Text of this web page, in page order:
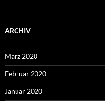
ARCHIV
März 2020
Februar 2020
Januar 2020